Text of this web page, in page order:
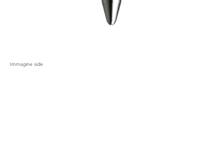
Immagine side